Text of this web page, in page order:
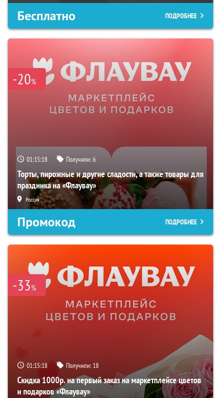
Бесплатно ПОДРОБНЕЕ
-20%
01:15:17 Получили:6
Торты, пирожные и другие сладости, а также товары для
праздника на «Флаувау»
Россия
Промокод ПОДРОБНЕЕ
-33%
01:15:17 Получили: 18
Скидка 1000р. на первый заказ на маркетплейсе цветов
и подарков «Флаувау»